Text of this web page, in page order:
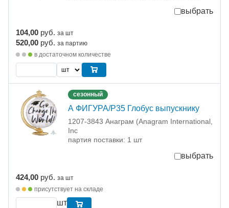
выбрать
104,00 руб. за шт
520,00 руб. за партию
в достаточном количестве
сезонный
А ФИГУРА/P35 Глобус выпускнику
1207-3843 Анаграм (Anagram International,
Inc
партия поставки: 1 шт
выбрать
424,00 руб. за шт
присутствует на складе
шт